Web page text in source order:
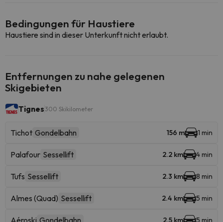
Bedingungen für Haustiere
Haustiere sind in dieser Unterkunft nicht erlaubt.
Entfernungen zu nahe gelegenen
Skigebieten
Tignes 300 Skikilometer
Tichot Gondelbahn 156 m 1 min
Palafour Sessellift 2.2 km 4 min
Tufs Sessellift 2.3 km 8 min
Almes (Quad) Sessellift 2.4 km 5 min
Aéroski Gondelbahn 2.5 km 5 min